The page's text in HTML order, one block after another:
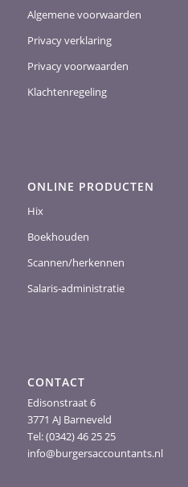
Algemene voorwaarden
Privacy verklaring
Privacy voorwaarden
Klachtenregeling
ONLINE PRODUCTEN
Hix
Boekhouden
Scannen/herkennen
Salaris-administratie
CONTACT
Edisonstraat 6
3771 AJ Barneveld
Tel: (0342) 46 25 25
info@burgersaccountants.nl